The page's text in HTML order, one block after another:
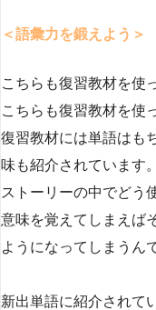
＜語彙力を鍛えよう＞
こちらも復習教材を使
こちらも復習教材を使
復習教材には単語はも
味も紹介されています。
ストーリーの中でどう
意味を覚えてしまえば
ようになってしまうん
新出単語に紹介されて